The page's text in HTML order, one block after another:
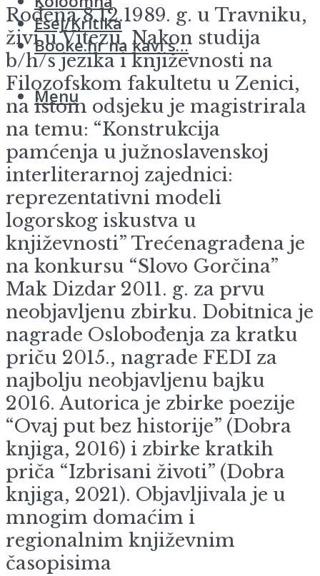
Esej/Kritika
Booke.hr na kavi s…
Menu
Rođena 8.12.1989. g. u Travniku,
živi u Vitezu. Nakon studija
b/h/s jezika i književnosti na
Filozofskom fakultetu u Zenici,
na istom odsjeku je magistrirala
na temu: “Konstrukcija
pamćenja u južnoslavenskoj
interliterarnoj zajednici:
reprezentativni modeli
logorskog iskustva u
književnosti” Trećenagrađena je
na konkursu “Slovo Gorčina”
Mak Dizdar 2011. g. za prvu
neobjavljenu zbirku. Dobitnica je
nagrade Oslobođenja za kratku
priču 2015., nagrade FEDI za
najbolju neobjavljenu bajku
2016. Autorica je zbirke poezije
“Ovaj put bez historije” (Dobra
knjiga, 2016) i zbirke kratkih
priča “Izbrisani životi” (Dobra
knjiga, 2021). Objavljivala je u
mnogim domaćim i
regionalnim književnim
časopisima